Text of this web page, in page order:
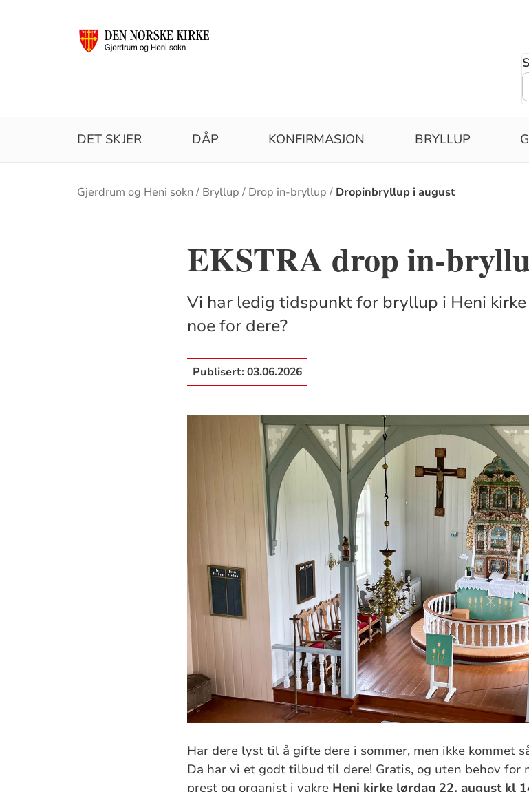
DET SKJER DÅP KONFIRMASJON BRYLLUP
Brødsmulesti
Gjerdrum og Heni sokn Bryllup Drop in-bryllup Dropinbryllup i august
EKSTRA drop in-
Vi har ledig tidspunkt for bryllup i Heni
noe for dere?
Publisert:03.06.2026
Har dere lyst til å gifte dere i sommer, men ikke kommet
Da har vi et godt tilbud til dere! Gratis, og uten behov for
prest og organist i vakre Heni kirke lørdag 22. august kl